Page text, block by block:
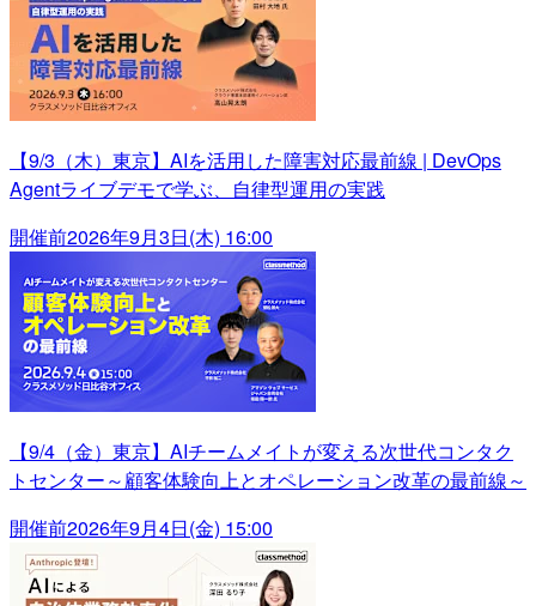
【9/3（木）東京】AIを活用した障害対応最前線 | DevOps
Agentライブデモで学ぶ、自律型運用の実践
開催前2026年9月3日(木) 16:00
【9/4（金）東京】AIチームメイトが変える次世代コンタク
トセンター～顧客体験向上とオペレーション改革の最前線～
開催前2026年9月4日(金) 15:00